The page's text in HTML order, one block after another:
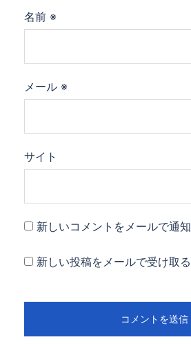
名前 ※
メール ※
サイト
新しいコメントをメールで通知
新しい投稿をメールで受け取る